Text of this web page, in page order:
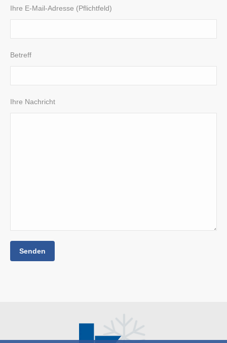
Ihre E-Mail-Adresse (Pflichtfeld)
Betreff
Ihre Nachricht